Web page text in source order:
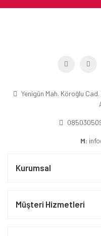
Yenigün Mah. Köroğlu
M:
Kurumsal
Müşteri Hizmetleri